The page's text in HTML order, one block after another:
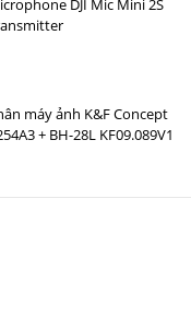
DJI Mic Mini 2S
máy ảnh K&F Concept
+ BH-28L KF09.089V1